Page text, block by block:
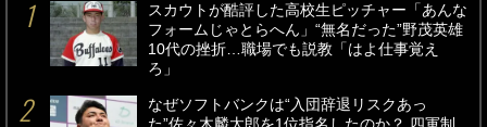
スカウトが酷評した高校生ピッチャー「あんな
フォームじゃとらへん」“無名だった”野茂英雄
10代の挫折…職場でも説教「はよ仕事覚え
ろ」
なぜソフトバンクは“入団辞退リスクあっ